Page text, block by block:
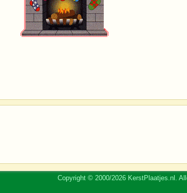
Copyright © 2000/2026 KerstPlaatjes.nl.